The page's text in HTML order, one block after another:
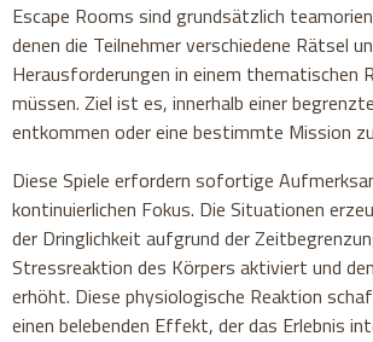
Escape Rooms sind grundsätzlich
denen die Teilnehmer verschiedene Rätsel
Herausforderungen in einem thematischen
müssen. Ziel ist es, innerhalb einer
entkommen oder eine bestimmte Mission
Diese Spiele erfordern sofortige
kontinuierlichen Fokus. Die Situationen
der Dringlichkeit aufgrund der
Stressreaktion des Körpers aktiviert und
erhöht. Diese physiologische Reaktion
einen belebenden Effekt, der das Erlebnis